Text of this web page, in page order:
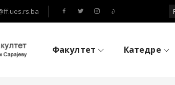
Факултет Катедре